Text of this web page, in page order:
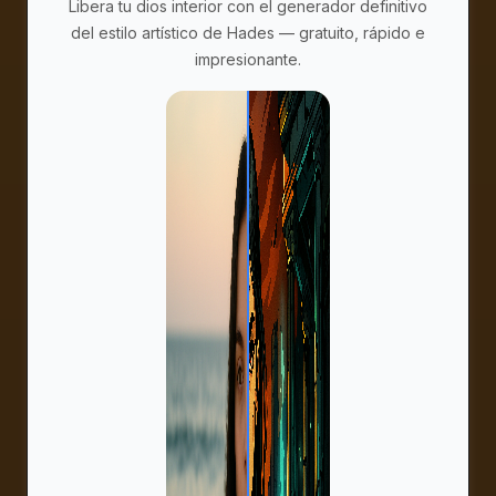
Libera tu dios interior con el generador definitivo
del estilo artístico de Hades — gratuito, rápido e
impresionante.